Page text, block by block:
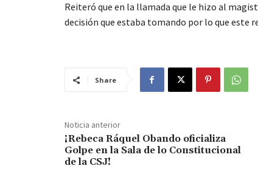
Reiteró que en la llamada que le hizo al
decisión que estaba tomando por lo que este
Share
Noticia anterior
¡Rebeca Ráquel Obando oficializa
Golpe en la Sala de lo Constitucional
de la CSJ!